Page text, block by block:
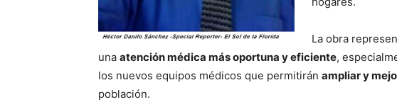
La obra
una atención médica más oportuna y eficiente,
los nuevos equipos médicos que permitirán ampliar y
población.